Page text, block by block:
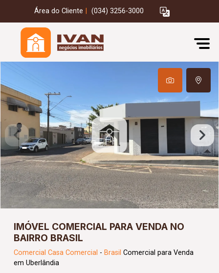
Área do Cliente (034) 3256-3000
IMÓVEL COMERCIAL PARA VENDA NO
BAIRRO BRASIL
Comercial Casa Comercial - Brasil Comercial para Venda
em Uberlândia